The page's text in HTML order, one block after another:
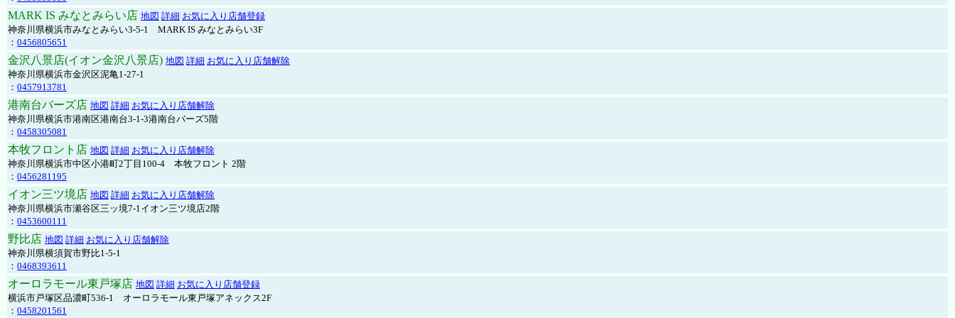
MARK IS みなとみらい店 地図 詳細 お気に入り店舗登録
神奈川県横浜市みなとみらい3-5-1 MARK IS みなとみらい3F
： 0456805651
金沢八景店(イオン金沢八景店) 地図 詳細 お気に入り店舗解除
神奈川県横浜市金沢区泥亀1-27-1
： 0457913781
港南台バーズ店 地図 詳細 お気に入り店舗解除
神奈川県横浜市港南区港南台3-1-3港南台バーズ5階
： 0458305081
本牧フロント店 地図 詳細 お気に入り店舗解除
神奈川県横浜市中区小港町2丁目100-4 本牧フロント 2階
： 0456281195
イオン三ツ境店 地図 詳細 お気に入り店舗解除
神奈川県横浜市瀬谷区三ッ境7-1イオン三ツ境店2階
： 0453600111
野比店 地図 詳細 お気に入り店舗解除
神奈川県横須賀市野比1-5-1
： 0468393611
オーロラモール東戸塚店 地図 詳細 お気に入り店舗登録
横浜市戸塚区品濃町536-1 オーロラモール東戸塚アネックス2F
： 0458201561